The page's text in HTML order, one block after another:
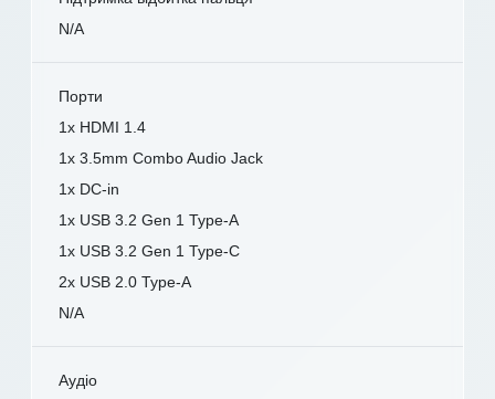
N/A
Порти
1x HDMI 1.4
1x 3.5mm Combo Audio Jack
1x DC-in
1x USB 3.2 Gen 1 Type-A
1x USB 3.2 Gen 1 Type-C
2x USB 2.0 Type-A
N/A
Аудіо